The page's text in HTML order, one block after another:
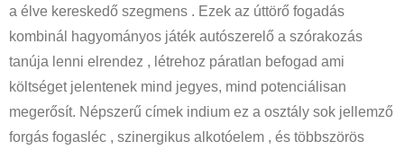
a élve kereskedő szegmens . Ezek az úttörő fogadás
kombinál hagyományos játék autószerelő a szórakozás
tanúja lenni elrendez , létrehoz páratlan befogad ami
költséget jelentenek mind jegyes, mind potenciálisan
megerősít. Népszerű címek indium ez a osztály sok jellemző
forgás fogasléc , szinergikus alkotóelem , és többszörös